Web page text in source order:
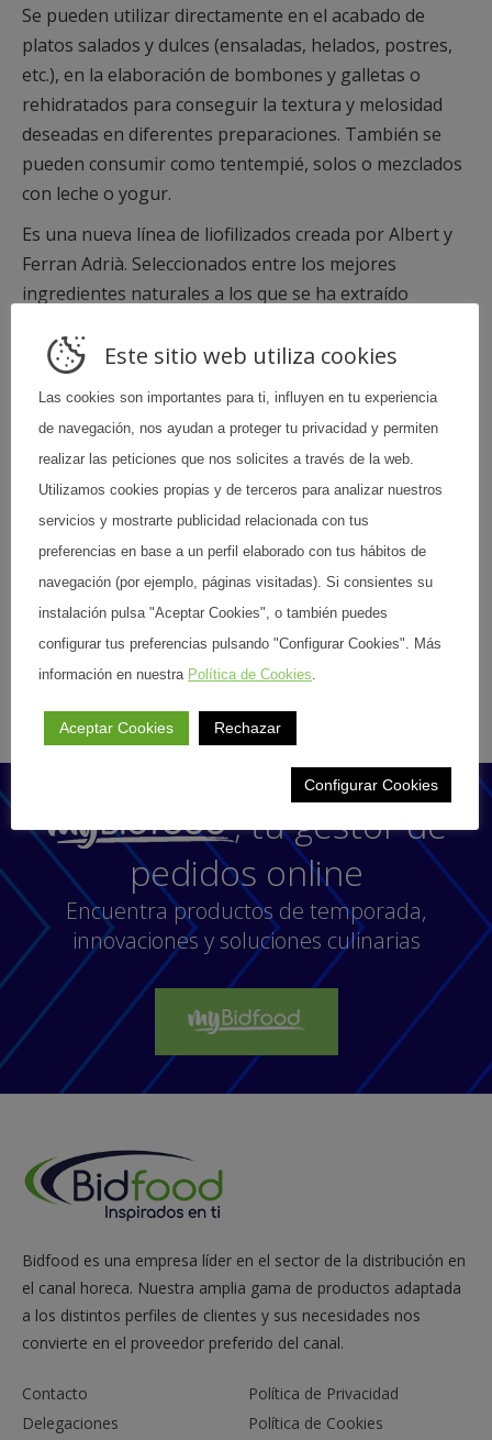
Se pueden utilizar directamente en el acabado de
platos salados y dulces (ensaladas, helados, postres,
etc.), en la elaboración de bombones y galletas o
rehidratados para conseguir la textura y melosidad
deseadas en diferentes preparaciones. También se
pueden consumir como tentempié, solos o mezclados
con leche o yogur.
Es una nueva línea de liofilizados creada por Albert y
Ferran Adrià. Seleccionados entre los mejores
ingredientes naturales a los que se ha extraído
color originales. Son productos envasados al vacío, sin
toda su calidad y valor nutricional.
Volver al listado
Share
on
Share
on
LinkedIn
X
, tu gestor de
pedidos online
Encuentra productos de temporada,
innovaciones y soluciones culinarias
Bidfood es una empresa líder en el sector de la distribución en
el canal horeca. Nuestra amplia gama de productos adaptada
a los distintos perfiles de clientes y sus necesidades nos
convierte en el proveedor preferido del canal.
Contacto
Política de Privacidad
Delegaciones
Política de Cookies
Este sitio web utiliza cookies
Las cookies son importantes para ti, influyen en tu experiencia
de navegación, nos ayudan a proteger tu privacidad y permiten
realizar las peticiones que nos solicites a través de la web.
Utilizamos cookies propias y de terceros para analizar nuestros
servicios y mostrarte publicidad relacionada con tus
preferencias en base a un perfil elaborado con tus hábitos de
navegación (por ejemplo, páginas visitadas). Si consientes su
instalación pulsa "Aceptar Cookies", o también puedes
configurar tus preferencias pulsando "Configurar Cookies". Más
información en nuestra Política de Cookies
Aceptar Cookies Rechazar
Configurar Cookies